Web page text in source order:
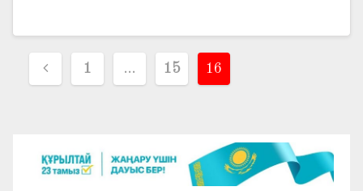
Жазбалар
1 … 15 16